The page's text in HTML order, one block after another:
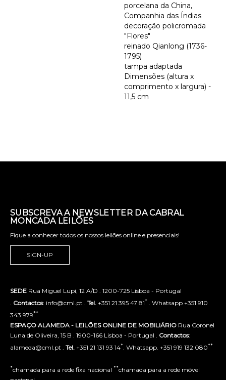
porcelana da China,
Companhia das Índias
decoração policromada
"Flores"
reinado Qianlong (1736-
1795)
tampa adaptada
Dimensões (altura x
comprimento x largura) -
11,5 cm
SUBSCREVA A NEWSLETTER DA CABRAL
MONCADA LEILÕES
Fique a conhecer todos os nossos leilões online e presenciais!
SIGN-UP
SEDE Rua Miguel Lupi, 12 A/D . 1200-725 Lisboa - Portugal
Contactos: info@cml.pt . Tel. +351 21 395 47 81* . Whatsapp +351 910
343 979**
ESPAÇO ALAMEDA - LEILÕES ONLINE DE MOBILIÁRIO Rua Coronel
Luna de Oliveira, 15 B . 1900-166 Lisboa - Portugal . Contactos:
alameda@cml.pt . Tel. +351 21 131 93 14* . Whatsapp. +351 919 132 080**
*chamada para a rede fixa nacional **chamada para a rede móvel